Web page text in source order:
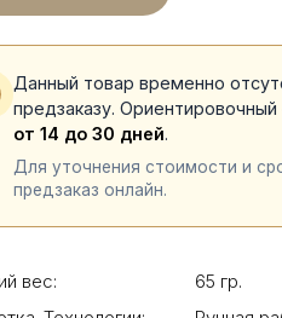
Данный товар временно
предзаказу.
от 14 до 30 дней.
Для уточнения стоимости и
предзаказ онлайн.
вес:
65 гр.